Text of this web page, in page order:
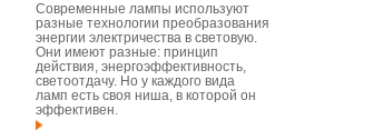
Современные лампы используют
разные технологии преобразования
энергии электричества в световую.
Они имеют разные: принцип
действия, энергоэффективность,
светоотдачу. Но у каждого вида
ламп есть своя ниша, в которой он
эффективен.